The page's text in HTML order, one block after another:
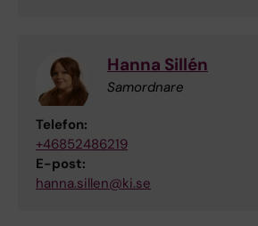
Hanna Sillén
Samordnare
Telefon:
+46852486219
E-post:
hanna.sillen@ki.se